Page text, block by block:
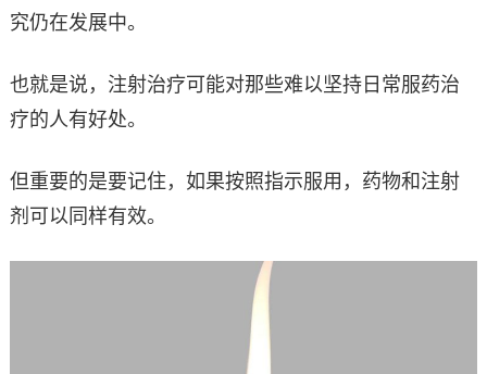
究仍在发展中。
也就是说，注射治疗可能对那些难以坚持日常服药治
疗的人有好处。
但重要的是要记住，如果按照指示服用，药物和注射
剂可以同样有效。